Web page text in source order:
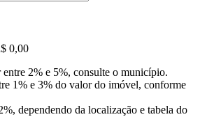
0,00
2% e 5%, consulte o município.
1% e 3% do valor do imóvel, conforme
dependendo da localização e tabela do